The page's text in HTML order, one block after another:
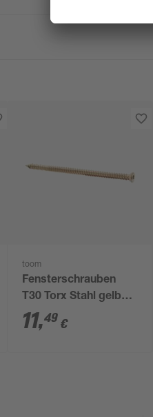
toom
Fensterschrauben
T30 Torx Stahl gelb
verzinkt 7,5 x 132 mm
8 Stück
11,49 €